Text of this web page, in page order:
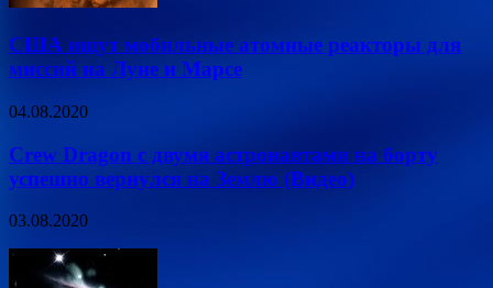
США ищут мобильные атомные реакторы для
миссий на Луне и Марсе
04.08.2020
Crew Dragon с двумя астронавтами на борту
успешно вернулся на Землю (Видео)
03.08.2020